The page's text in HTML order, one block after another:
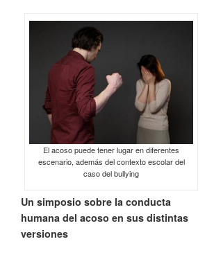
El acoso puede tener lugar en diferentes
escenario, además del contexto escolar del
caso del bullying
Un simposio sobre la conducta
humana del acoso en sus distintas
versiones